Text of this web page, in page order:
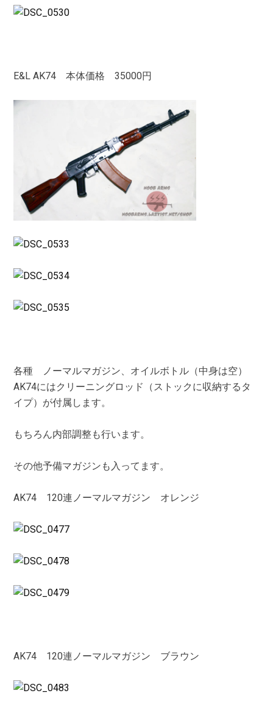
E&L AK74 本体価格 35000円
各種 ノーマルマガジン、オイルボトル（中身は空）
AK74にはクリーニングロッド（ストックに収納するタ
イプ）が付属します。
もちろん内部調整も行います。
その他予備マガジンも入ってます。
AK74 120連ノーマルマガジン オレンジ
AK74 120連ノーマルマガジン ブラウン